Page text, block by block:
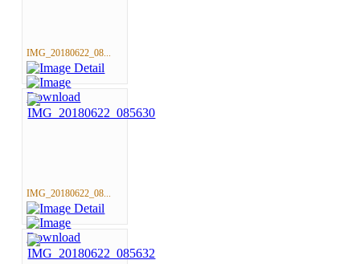
IMG_20180622_08...
IMG_20180622_08...